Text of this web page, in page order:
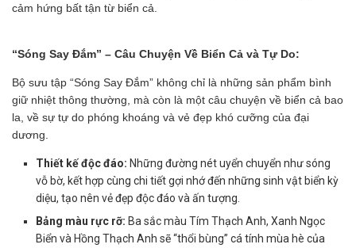
cảm hứng bất tận từ biển cả.
“Sóng Say Đắm” – Câu Chuyện Về Biển Cả và Tự Do:
Bộ sưu tập “Sóng Say Đắm” không chỉ là những sản phẩm bình
giữ nhiệt thông thường, mà còn là một câu chuyện về biển cả bao
la, về sự tự do phóng khoáng và vẻ đẹp khó cưỡng của đại
dương.
Thiết kế độc đáo: Những đường nét uyển chuyển như sóng
vỗ bờ, kết hợp cùng chi tiết gợi nhớ đến những sinh vật biển kỳ
diệu, tạo nên vẻ đẹp độc đáo và ấn tượng.
Bảng màu rực rỡ: Ba sắc màu Tím Thạch Anh, Xanh Ngọc
Biển và Hồng Thạch Anh sẽ “thổi bùng” cá tính mùa hè của